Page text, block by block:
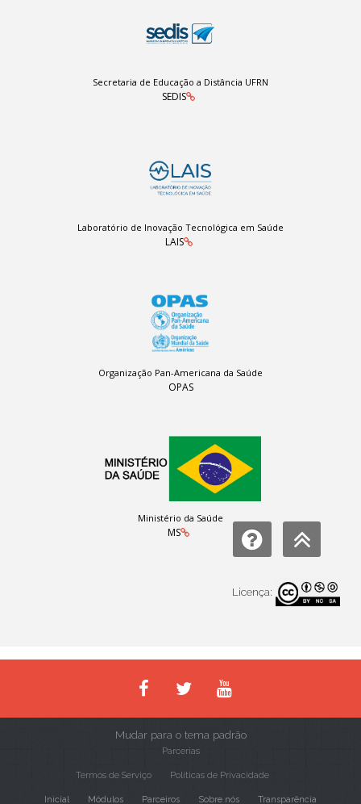
Secretaria de Educação a Distância UFRN
SEDIS
Laboratório de Inovação Tecnológica em Saúde
LAIS
Organização Pan-Americana da Saúde
OPAS
Ministério da Saúde
MS
Licença:
Mudar para o tema padrão
Parcerias
Termos de Serviço Políticas de Privacidade
Inicial Módulos Parceiros Sobre nós Transparência